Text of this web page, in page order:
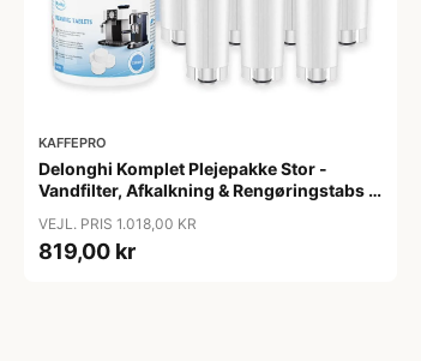
KAFFEPRO
Delonghi Komplet Plejepakke Stor -
Vandfilter, Afkalkning & Rengøringstabs -
VEJL. PRIS 1.018,00 KR
819,00 kr